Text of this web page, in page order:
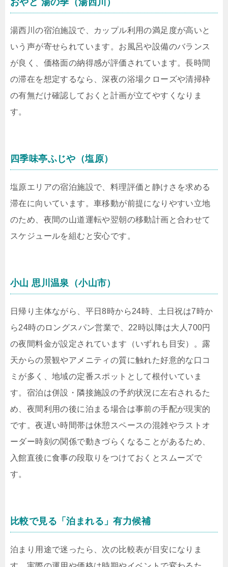
湯西川の宿泊施設で、カップル利用の満足度が高いと
いう声が寄せられています。お風呂や設備のバランス
が良く、価格面の納得感が評価されています。長時間
の滞在を想定するなら、深夜の浴場クローズや清掃枠
の有無だけ確認しておくと計画が立てやすくなりま
す。
四季味亭ふじや（塩原）
塩原エリアの宿泊施設で、料理評価と静けさを求める
滞在に向いています。車移動が前提になりやすい立地
のため、夜間の山道運転や翌朝の移動計画と合わせて
スケジュールを組むと安心です。
小山 思川温泉（小山市）
日帰り主体ながら、平日8時から24時、土日祝は7時か
ら24時のロングスパン営業で、22時以降は大人700円
の夜間料金が設定されています（いずれも目安）。露
天からの景観やアメニティの質に触れた好意的な口コ
ミが多く、地域の定番スポットとして根付いていま
す。宿泊は併設・隣接施設の予約状況に左右されるた
め、夜間利用の後に泊まる場合は事前の手配が現実的
です。夜遅い時間帯は休憩スペースの混雑やラストオ
ーダー時刻の関係で動きづらくなることがあるため、
入館直後に食事の段取りをつけておくとスムーズで
す。
比較で見る「泊まれる」有力候補
泊まり用途で迷ったら、次の比較表が目安になりま